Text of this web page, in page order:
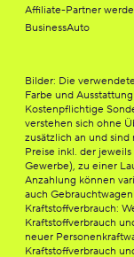
Affiliate-Partner
BusinessAuto
Bilder: Die
Farbe und
Kostenpflichtige
verstehen sich ohne
zusätzlich an und
Preise inkl. der
Gewerbe), zu einer
Anzahlung können
auch
Kraftstoffverbrauch:
Kraftstoffverbrauch
neuer
Kraftstoffverbrauch